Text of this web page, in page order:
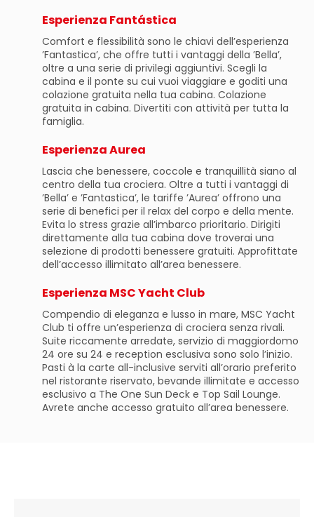
Esperienza Fantástica
Comfort e flessibilità sono le chiavi dell’esperienza
’Fantastica’, che offre tutti i vantaggi della ’Bella’,
oltre a una serie di privilegi aggiuntivi. Scegli la
cabina e il ponte su cui vuoi viaggiare e goditi una
colazione gratuita nella tua cabina. Colazione
gratuita in cabina. Divertiti con attività per tutta la
famiglia.
Esperienza Aurea
Lascia che benessere, coccole e tranquillità siano al
centro della tua crociera. Oltre a tutti i vantaggi di
’Bella’ e ’Fantastica’, le tariffe ’Aurea’ offrono una
serie di benefici per il relax del corpo e della mente.
Evita lo stress grazie all’imbarco prioritario. Dirigiti
direttamente alla tua cabina dove troverai una
selezione di prodotti benessere gratuiti. Approfittate
dell’accesso illimitato all’area benessere.
Esperienza MSC Yacht Club
Compendio di eleganza e lusso in mare, MSC Yacht
Club ti offre un’esperienza di crociera senza rivali.
Suite riccamente arredate, servizio di maggiordomo
24 ore su 24 e reception esclusiva sono solo l’inizio.
Pasti à la carte all-inclusive serviti all’orario preferito
nel ristorante riservato, bevande illimitate e accesso
esclusivo a The One Sun Deck e Top Sail Lounge.
Avrete anche accesso gratuito all’area benessere.